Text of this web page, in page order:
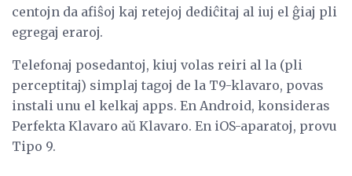
centojn da afiŝoj kaj retejoj dediĉitaj al iuj el ĝiaj pli
egregaj eraroj.
Telefonaj posedantoj, kiuj volas reiri al la (pli
perceptitaj) simplaj tagoj de la T9-klavaro, povas
instali unu el kelkaj apps. En Android, konsideras
Perfekta Klavaro aŭ Klavaro. En iOS-aparatoj, provu
Tipo 9.